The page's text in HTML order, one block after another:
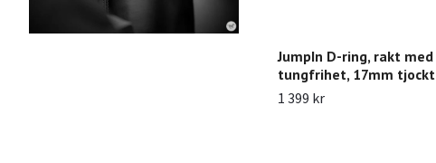
JumpIn D-ring, rakt med
tungfrihet, 17mm tjockt
1 399 kr